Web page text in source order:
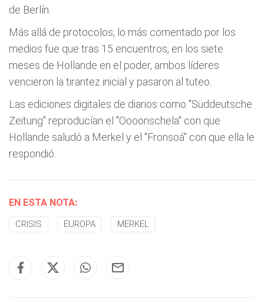
de Berlín.
Más allá de protocolos, lo más comentado por los
medios fue que tras 15 encuentros, en los siete
meses de Hollande en el poder, ambos líderes
vencieron la tirantez inicial y pasaron al tuteo.
Las ediciones digitales de diarios como "Süddeutsche
Zeitung" reproducían el "Oooonschela" con que
Hollande saludó a Merkel y el "Fronsoá" con que ella le
respondió.
EN ESTA NOTA:
CRISIS EUROPA MERKEL